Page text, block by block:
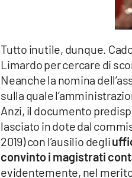
Tutto inutile, dunque.
Limardo per cercare di
Neanche la nomina
sulla quale
Anzi, il documento
lasciato in dote dal
2019) con l’ausilio degli
convinto i magistrati
evidentemente, nel